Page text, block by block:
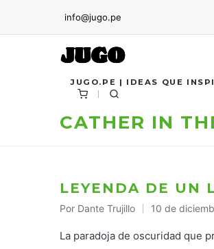
info@jugo.pe
JUGO.PE | IDEAS QUE
CATHER IN
LEYENDA DE UN
Publicado
por
Por Dante Trujillo 10 de
La paradoja de oscuridad que